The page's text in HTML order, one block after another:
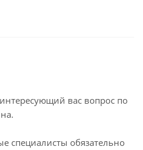
вас вопрос по
специалисты обязательно